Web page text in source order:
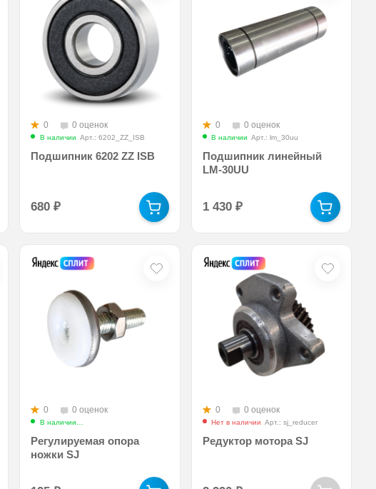
0 0 оценок
В наличии Арт.: 6202_ZZ_ISB
Подшипник 6202 ZZ ISB
680₽
0 0 оценок
В наличии Арт.: lm_30uu
Подшипник линейный
LM-30UU
1 430 ₽
0 0 оценок
В наличии Арт.: sj_adjustable_leg_support
Регулируемая опора
ножки SJ
0 0 оценок
Нет в наличии Арт.: sj_reducer
Редуктор мотора SJ